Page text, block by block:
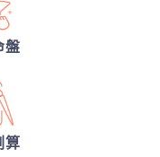
發
結
配
盤
算